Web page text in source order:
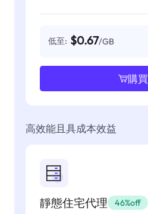
低至: $0.67/GB
購買
高效能且具成本效益
靜態住宅代理 46%off